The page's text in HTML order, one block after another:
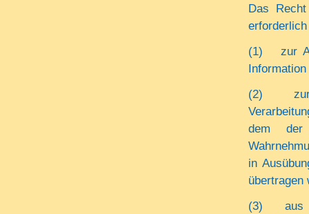
Das
(1) zur
Information
(2) zur
dem der
in
übertragen
(3) aus